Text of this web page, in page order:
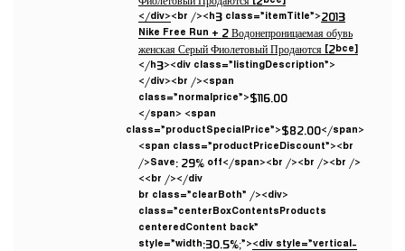
</div><br /><h3 class=”itemTitle”>2013
Nike Free Run + 2 Водонепроницаемая обувь
женская Серый Фиолетовый Продаются [2bce]
</h3><div class=”listingDescription”>
</div><br /><span
class=”normalprice”>$116.00
</span> <span
class=”productSpecialPrice”>$82.00</span>
<span class=”productPriceDiscount”><br
/>Save: 29% off</span><br /><br /><br />
<br /></div>
<br class=”clearBoth” /><div
class=”centerBoxContentsProducts
centeredContent back”
style=”width:30.5%;”><div style=”vertical-